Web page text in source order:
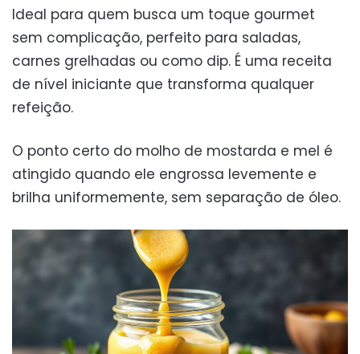
Ideal para quem busca um toque gourmet
sem complicação, perfeito para saladas,
carnes grelhadas ou como dip. É uma receita
de nível iniciante que transforma qualquer
refeição.
O ponto certo do molho de mostarda e mel é
atingido quando ele engrossa levemente e
brilha uniformemente, sem separação de óleo.